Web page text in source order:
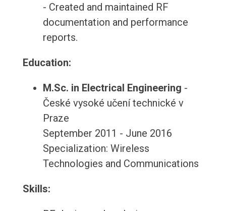
- Created and maintained RF
documentation and performance
reports.
Education:
M.Sc. in Electrical Engineering -
České vysoké učení technické v
Praze
September 2011 - June 2016
Specialization: Wireless
Technologies and Communications
Skills: